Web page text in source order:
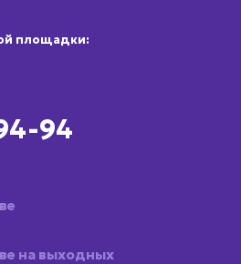
площадки:
94
на выходных